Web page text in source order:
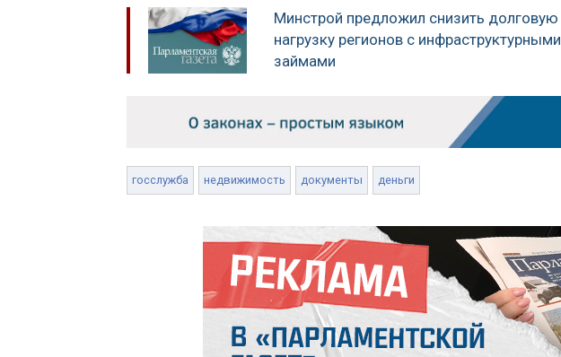
Минстрой предложил снизить долговую
нагрузку регионов с инфраструктурными
займами
госслужба недвижимость документы деньги